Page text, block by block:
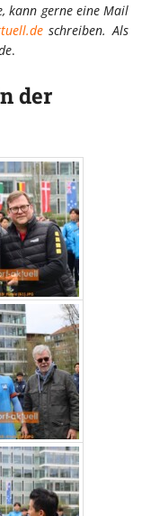
kann gerne eine Mail
schreiben. Als
.
der